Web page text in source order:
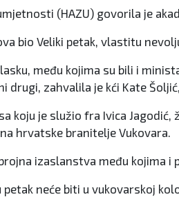
(HAZU) govorila je
bio Veliki petak, vlastitu
među kojima su bili i
drugi, zahvalila je kći Kate
koju je služio fra Ivica Jagodić,
hrvatske branitelje Vukovara.
izaslanstva među kojima
neće biti u vukovarskoj